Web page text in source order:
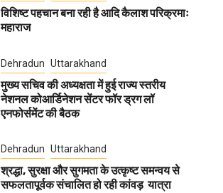
विशिष्ट पहचान बना रही है आदि कैलाश परिक्रमाः
महाराज
Dehradun Uttarakhand
मुख्य सचिव की अध्यक्षता में हुई राज्य स्तरीय
नेशनल कोआर्डिनेशन सेंटर फॉर ड्रग लॉ
एनफोर्समेंट की बैठक
Dehradun Uttarakhand
श्रद्धा, सुरक्षा और सुगमता के उत्कृष्ट समन्वय से
सफलतापूर्वक संचालित हो रही कांवड़ यात्रा